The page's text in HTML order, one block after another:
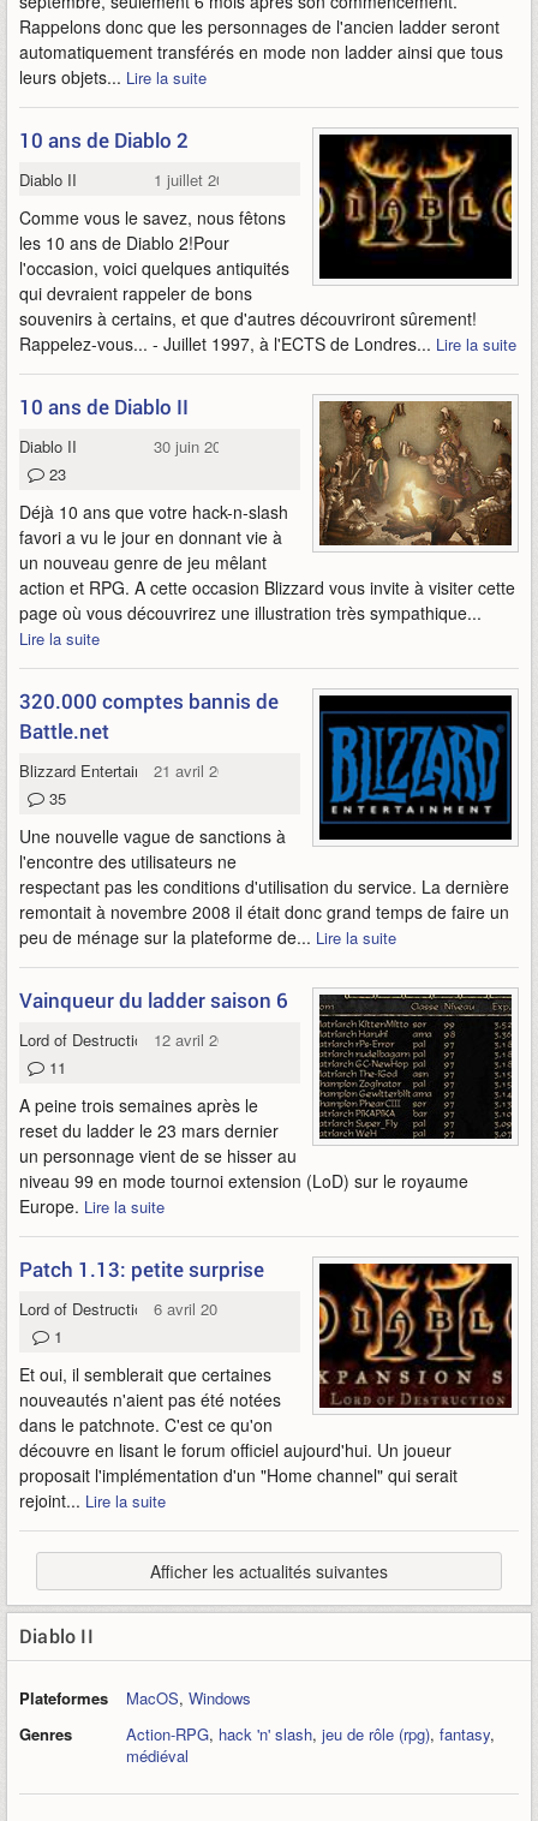
Rappelons donc que les personnages de l'ancien ladder seront
automatiquement transférés en mode non ladder ainsi que tous
leurs objets... Lire la suite
10 ans de Diablo 2
Diablo II 1 juillet 2010
Comme vous le savez, nous fêtons
les 10 ans de Diablo 2!Pour
l'occasion, voici quelques antiquités
qui devraient rappeler de bons
souvenirs à certains, et que d'autres découvriront sûrement!
Rappelez-vous... - Juillet 1997, à l'ECTS de Londres... Lire la suite
10 ans de Diablo II
Diablo II
30 juin 2010
23
Déjà 10 ans que votre hack-n-slash
favori a vu le jour en donnant vie à
un nouveau genre de jeu mêlant
action et RPG. A cette occasion Blizzard vous invite à visiter cette
page où vous découvrirez une illustration très sympathique...
Lire la suite
320.000 comptes bannis de
Battle.net
Blizzard Entertainment21 avril 2010
35
Une nouvelle vague de sanctions à
l'encontre des utilisateurs ne
respectant pas les conditions d'utilisation du service. La dernière
remontait à novembre 2008 il était donc grand temps de faire un
peu de ménage sur la plateforme de... Lire la suite
Vainqueur du ladder saison 6
Lord of Destruction
12 avril 2010
11
A peine trois semaines après le
reset du ladder le 23 mars dernier
un personnage vient de se hisser au
niveau 99 en mode tournoi extension (LoD) sur le royaume
Europe. Lire la suite
Patch 1.13: petite surprise
Lord of Destruction
6 avril 2010
1
Et oui, il semblerait que certaines
nouveautés n'aient pas été notées
dans le patchnote. C'est ce qu'on
découvre en lisant le forum officiel aujourd'hui. Un joueur
proposait l'implémentation d'un "Home channel" qui serait
rejoint... Lire la suite
Afficher les actualités suivantes
Diablo II
Plateformes MacOS, Windows
Genres
Action-RPG, hack 'n' slash, jeu de rôle (rpg), fantasy,
médiéval